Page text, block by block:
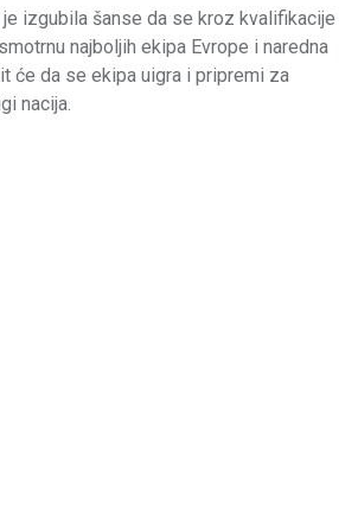
izgubila šanse da se kroz kvalifikacije
najboljih ekipa Evrope i naredna
će da se ekipa uigra i pripremi za
nacija.